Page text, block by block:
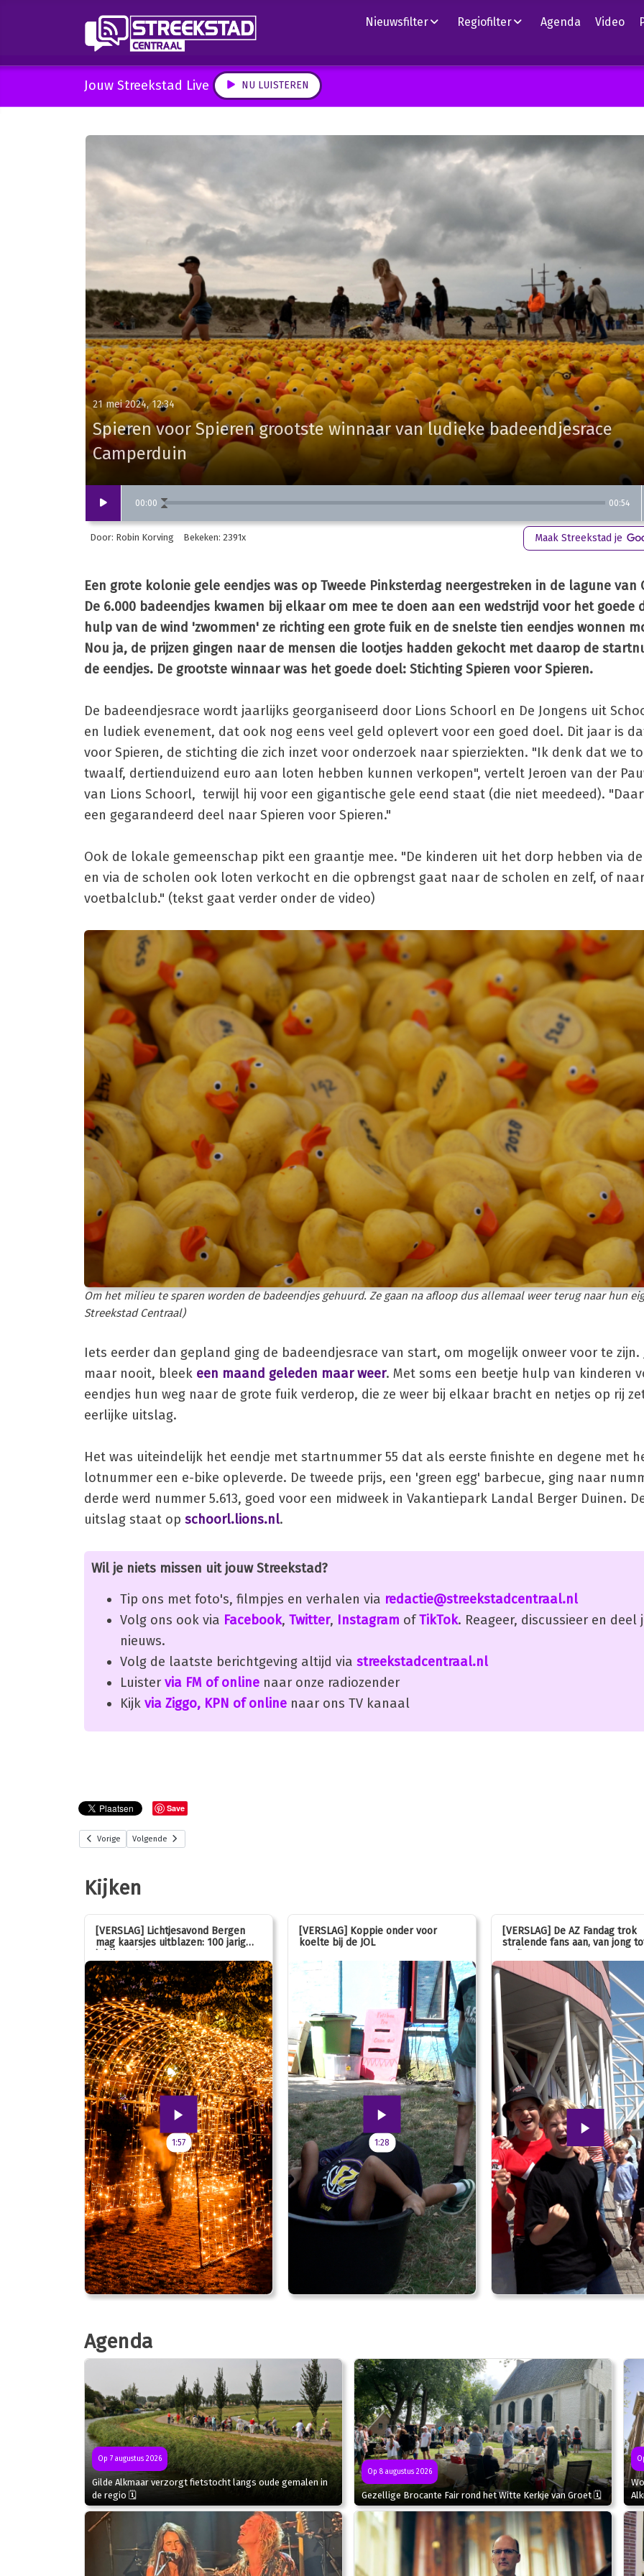
Nieuwsfilter Regiofilter Agenda Video
Jouw Streekstad Live NU LUISTEREN
00:00 00:54
21 mei 2024, 12:34
Spieren voor Spieren grootste winnaar van ludieke badeendjesrace
Camperduin
Door: Robin Korving Bekeken: 2391x Maak Streekstad je
Een grote kolonie gele eendjes was op Tweede Pinksterdag neergestreken in de lagune van
De 6.000 badeendjes kwamen bij elkaar om mee te doen aan een wedstrijd voor het goede
hulp van de wind 'zwommen' ze richting een grote fuik en de snelste tien eendjes wonnen
Nou ja, de prijzen gingen naar de mensen die lootjes hadden gekocht met daarop de
de eendjes. De grootste winnaar was het goede doel: Stichting Spieren voor Spieren.
De badeendjesrace wordt jaarlijks georganiseerd door Lions Schoorl en De Jongens uit
en ludiek evenement, dat ook nog eens veel geld oplevert voor een goed doel. Dit jaar is
voor Spieren, de stichting die zich inzet voor onderzoek naar spierziekten. "Ik denk dat we
twaalf, dertienduizend euro aan loten hebben kunnen verkopen", vertelt Jeroen van der
van Lions Schoorl, terwijl hij voor een gigantische gele eend staat (die niet meedeed).
een gegarandeerd deel naar Spieren voor Spieren."
Ook de lokale gemeenschap pikt een graantje mee. "De kinderen uit het dorp hebben via
en via de scholen ook loten verkocht en die opbrengst gaat naar de scholen en zelf, of
voetbalclub." (tekst gaat verder onder de video)
Om het milieu te sparen worden de badeendjes gehuurd. Ze gaan na afloop dus allemaal weer terug naar hun
Streekstad Centraal)
Iets eerder dan gepland ging de badeendjesrace van start, om mogelijk onweer voor te zijn.
maar nooit, bleek een maand geleden maar weer. Met soms een beetje hulp van kinderen
eendjes hun weg naar de grote fuik verderop, die ze weer bij elkaar bracht en netjes op rij
eerlijke uitslag.
Het was uiteindelijk het eendje met startnummer 55 dat als eerste finishte en degene met
lotnummer een e-bike opleverde. De tweede prijs, een 'green egg' barbecue, ging naar
derde werd nummer 5.613, goed voor een midweek in Vakantiepark Landal Berger Duinen.
uitslag staat op schoorl.lions.nl.
Wil je niets missen uit jouw Streekstad?
Tip ons met foto's, filmpjes en verhalen via redactie@streekstadcentraal.nl
Volg ons ook via Facebook, Twitter, Instagram ofTikTok. Reageer, discussieer en deel
nieuws.
Volg de laatste berichtgeving altijd via streekstadcentraal.nl
Luister via FM of online naar onze radiozender
Kijk via Ziggo, KPN of online naar ons TV kanaal
Save
Vorige Volgende
Kijken
[VERSLAG] Lichtjesavond Bergen
mag kaarsjes uitblazen: 100 jarig
jubileum!
1:57
[VERSLAG] Koppie onder voor
koelte bij de JOL
1:28
[VERSLAG] De AZ Fandag trok
stralende fans aan, van jong
oud!
Agenda
Op 7 augustus 2026
Gilde Alkmaar verzorgt fietstocht langs oude gemalen in
de regio 🗓
Op 8 augustus 2026
Gezellige Brocante Fair rond het Witte Kerkje van Groet 🗓